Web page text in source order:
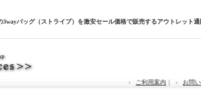
バッグ（ストライプ）を激安セール価格で販売するアウトレット通
ご利用案内 ｜ お問